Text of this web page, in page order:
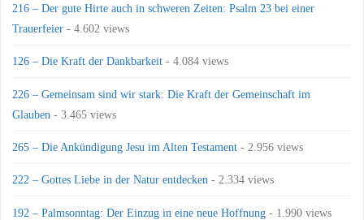
216 – Der gute Hirte auch in schweren Zeiten: Psalm 23 bei einer
Trauerfeier - 4.602 views
126 – Die Kraft der Dankbarkeit - 4.084 views
226 – Gemeinsam sind wir stark: Die Kraft der Gemeinschaft im
Glauben - 3.465 views
265 – Die Ankündigung Jesu im Alten Testament - 2.956 views
222 – Gottes Liebe in der Natur entdecken - 2.334 views
192 – Palmsonntag: Der Einzug in eine neue Hoffnung - 1.990 views